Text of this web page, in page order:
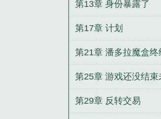
第13章 身份暴露了
第17章 计划
第21章 潘多拉魔盒终
第25章 游戏还没结束
亡
第29章 反转交易